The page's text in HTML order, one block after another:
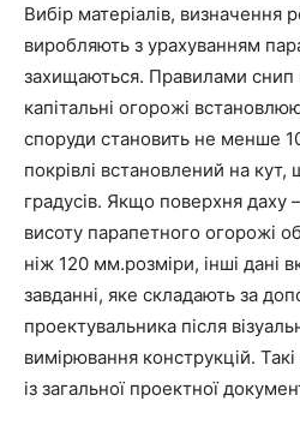
Вибір матеріалів, визначення
виробляють з урахуванням
захищаються. Правилами
капітальні огорожі
споруди становить не менше
покрівлі встановлений на
градусів. Якщо поверхня даху
висоту парапетного огорожі
ніж 120 мм.розміри, інші дані
завданні, яке складають за
проектувальника після
вимірювання конструкцій.
із загальної проектної